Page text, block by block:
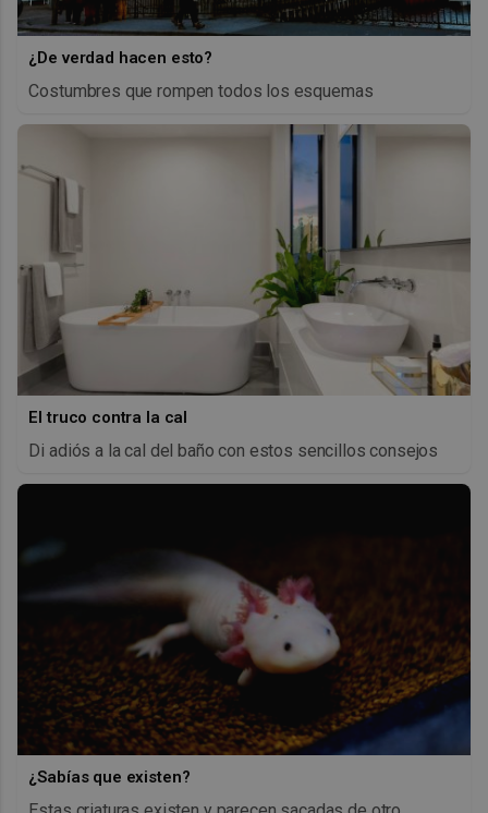
¿De verdad hacen esto?
Costumbres que rompen todos los esquemas
El truco contra la cal
Di adiós a la cal del baño con estos sencillos consejos
¿Sabías que existen?